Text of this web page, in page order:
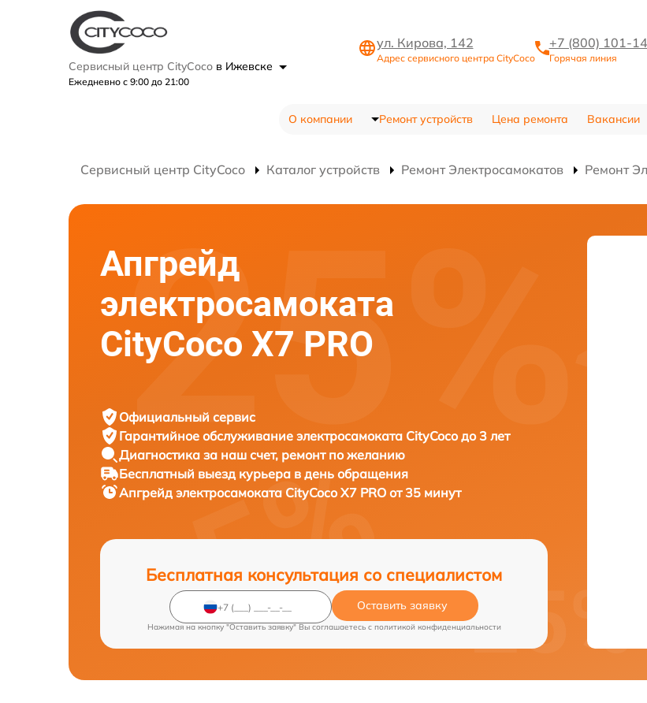
Сервисный центр CityCoco в Ижевске
Ежедневно с 9:00 до 21:00
ул. Кирова, 142
Адрес сервисного центра CityCoco
+7 (800) 101-
Горячая линия
О компании Ремонт устройств Цена ремонта Вакансии
Сервисный центр CityCoco Каталог устройств Ремонт Электросамокатов Ремонт
Апгрейд
электросамоката
CityCoco X7 PRO
Официальный сервис
Гарантийное обслуживание электросамоката CityCoco до 3 лет
Диагностика за наш счет, ремонт по желанию
Бесплатный выезд курьера в день обращения
Апгрейд электросамоката CityCoco X7 PRO от 35 минут
Бесплатная консультация со специалистом
Оставить заявку
Нажимая на кнопку "Оставить заявку" Вы соглашаетесь c политикой конфиденциальности